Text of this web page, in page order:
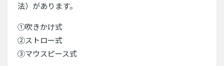
法）があります。
①吹きかけ式
②ストロー式
③マウスピース式